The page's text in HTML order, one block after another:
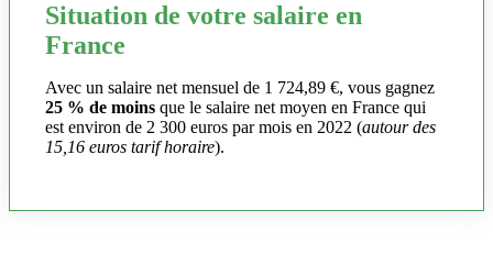
Situation de votre salaire en
France
Avec un salaire net mensuel de 1 724,89 €, vous gagnez
25 % de moins que le salaire net moyen en France qui
est environ de 2 300 euros par mois en 2022 (autour des
15,16 euros tarif horaire).